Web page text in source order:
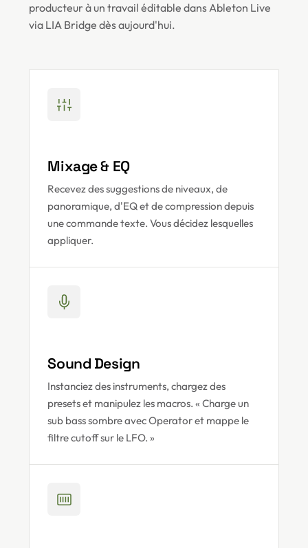
producteur à un travail éditable dans Ableton Live
via LIA Bridge dès aujourd'hui.
Mixage & EQ
Recevez des suggestions de niveaux, de
panoramique, d'EQ et de compression depuis
une commande texte. Vous décidez lesquelles
appliquer.
Sound Design
Instanciez des instruments, chargez des
presets et manipulez les macros. « Charge un
sub bass sombre avec Operator et mappe le
filtre cutoff sur le LFO. »